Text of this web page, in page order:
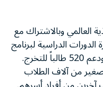
الأغذية العالمي وبالاشتراك مع
الدراسية لبرنامج
(التمكين في العمل) EMPACT، ودعم 520 طالباً للتخرج.
من آلاف الطلاب